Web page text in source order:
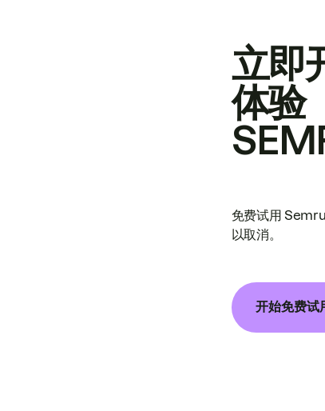
立即
体验
免费试用
以取消。
开始免费试